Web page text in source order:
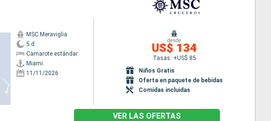
MSC Meraviglia
5 d
Camarote estándar
Miami
11/11/2026
desde
US$ 134
Tasas: +US$ 85
Niños Gratis
Oferta en paquete de bebidas
Comidas incluidas
VER LAS OFERTAS